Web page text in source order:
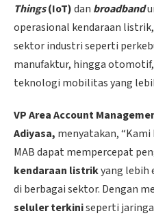
Things(IoT)dan broadband
operasional kendaraan
sektor industri seperti
manufaktur, hingga
teknologi mobilitas yang
VP Area Account
Adiyasa, menyatakan,
MAB dapat mempercepat
kendaraan listrikyang lebih
di berbagai sektor. Dengan
seluler terkiniseperti